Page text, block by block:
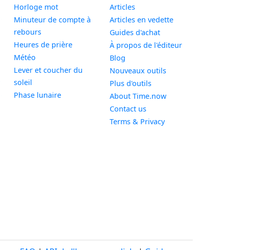
Horloge motWidget
Minuteur de compte à
rebours
Heures de prièreWidget
Météo
Lever et coucher du
soleil
Phase lunaireWidget
Articles
Articles en vedette
Guides d'achat
À propos de l'éditeur
Blog
Nouveaux outils
Plus d'outils
About Time.now
Contact us
Terms & Privacy